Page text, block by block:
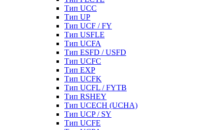
Тип UCC
Тип UP
Тип UCF / FY
Тип USFLE
Тип UCFA
Тип ESFD / USFD
Тип UCFC
Тип EXP
Тип UCFK
Тип UCFL / FYTB
Тип RSHEY
Тип UCECH (UCHA)
Тип UCP / SY
Тип UCFE